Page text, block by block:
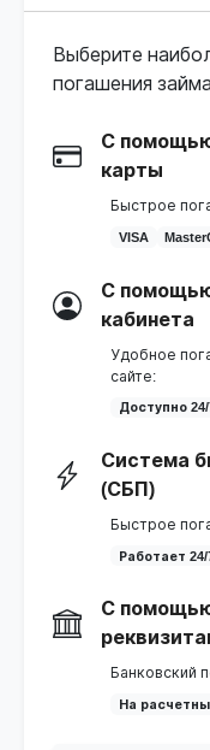
Выберите
погашения
С
карты
Быстрое
VISA
С
кабинета
Удобное
сайте:
Доступно 24/
Система
(СБП)
Быстрое
Работает 24/
С
Банковский
На